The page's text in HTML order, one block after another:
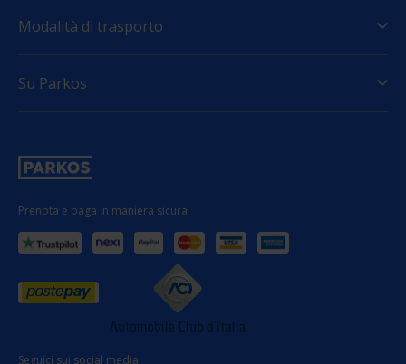
Prenota e paga in maniera sicura
Seguici sui social media
Modalità di trasporto
Su Parkos